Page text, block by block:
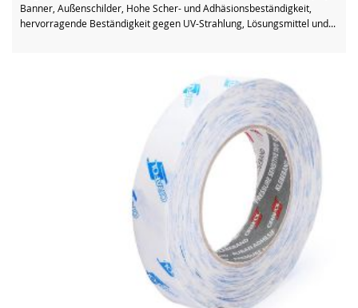
Banner, Außenschilder, Hohe Scher- und Adhäsionsbeständigkeit,
hervorragende Beständigkeit gegen UV-Strahlung, Lösungsmittel und...